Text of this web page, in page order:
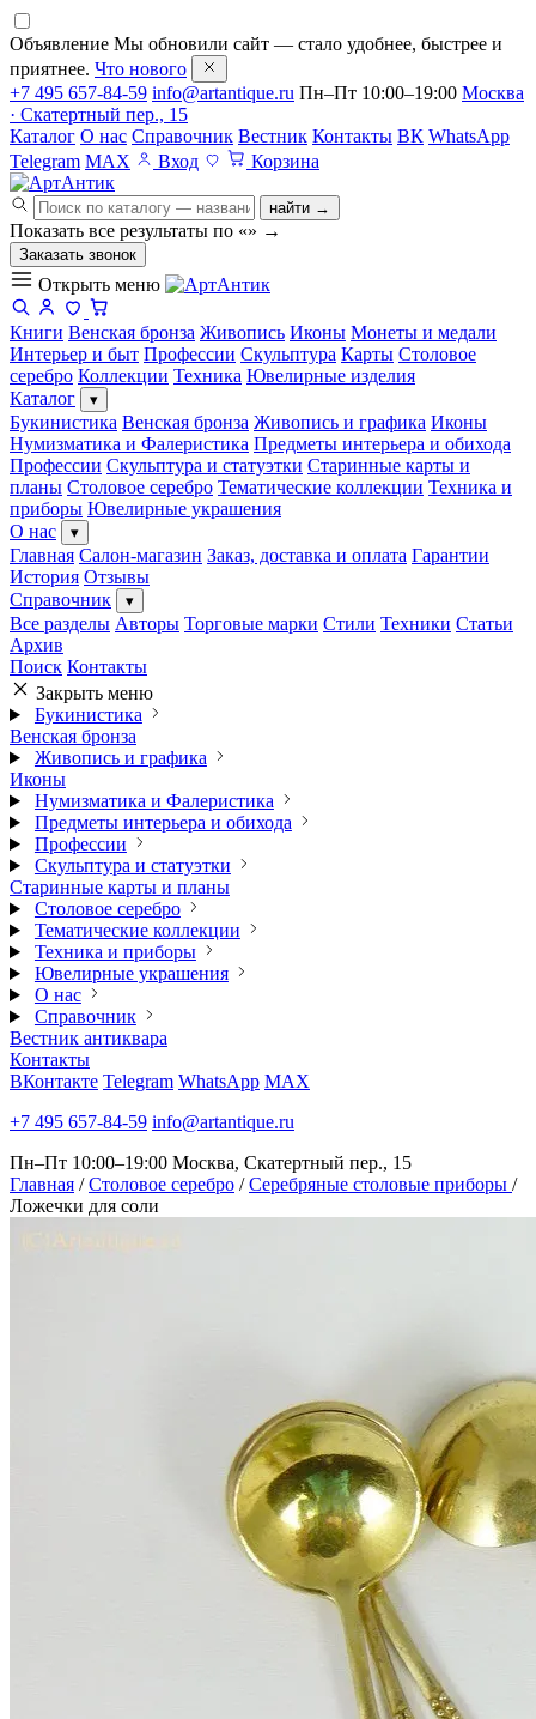
Объявление Мы обновили сайт — стало удобнее, быстрее и
приятнее. Что нового
+7 495 657-84-59 info@artantique.ru Пн–Пт 10:00–19:00 Москва
· Скатертный пер., 15
Каталог О нас Справочник Вестник Контакты ВК WhatsApp
Telegram MAX Вход Корзина
найти →
Показать все результаты по «» →
Заказать звонок
Открыть меню
Книги Венская бронза Живопись Иконы Монеты и медали
Интерьер и быт Профессии Скульптура Карты Столовое
серебро Коллекции Техника Ювелирные изделия
Каталог
▾
Букинистика Венская бронза Живопись и графика Иконы
Нумизматика и Фалеристика Предметы интерьера и обихода
Профессии Скульптура и статуэтки Старинные карты и
планы Столовое серебро Тематические коллекции Техника и
приборы Ювелирные украшения
О нас
▾
Главная Салон-магазин Заказ, доставка и оплата Гарантии
История Отзывы
Справочник
▾
Все разделы Авторы Торговые марки Стили Техники Статьи
Архив
Поиск Контакты
Закрыть меню
Букинистика
Венская бронза
Живопись и графика
Иконы
Нумизматика и Фалеристика
Предметы интерьера и обихода
Профессии
Скульптура и статуэтки
Старинные карты и планы
Столовое серебро
Тематические коллекции
Техника и приборы
Ювелирные украшения
О нас
Справочник
Вестник антиквара
Контакты
ВКонтакте Telegram WhatsApp MAX
+7 495 657-84-59 info@artantique.ru
Пн–Пт 10:00–19:00 Москва, Скатертный пер., 15
Главная / Столовое серебро / Серебряные столовые приборы /
Ложечки для соли